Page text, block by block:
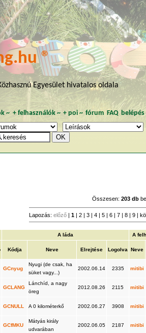
®
Egyesület hivatalos oldala
~ + felhasználók~ + poi~ fórum FAQ belépés
Összesen:203 db
Lapozás:előző |1 | 2 | 3 | 4 | 5 | 6 | 7 | 8 | 9 |
A láda
A
Kódja Neve Elrejtése Logolva Neve
GCnyug
Nyugi (de csak, ha
süket vagy...)
2002.06.14 2335 mitibi
GCLANG
Lánchíd, a nagy
öreg
2012.08.26 2115 mitibi
GCNULL A 0 kilométerkő 2002.06.27 3908 mitibi
GCfMKU
Mátyás király
udvarában
2002.06.05 2187 mitibi